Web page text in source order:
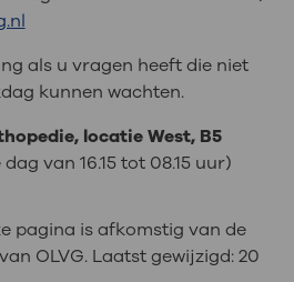
als u vragen heeft die niet
kunnen wachten.
locatie West, B5
van 16.15 tot 08.15 uur)
pagina is afkomstig van de
OLVG. Laatst gewijzigd:20